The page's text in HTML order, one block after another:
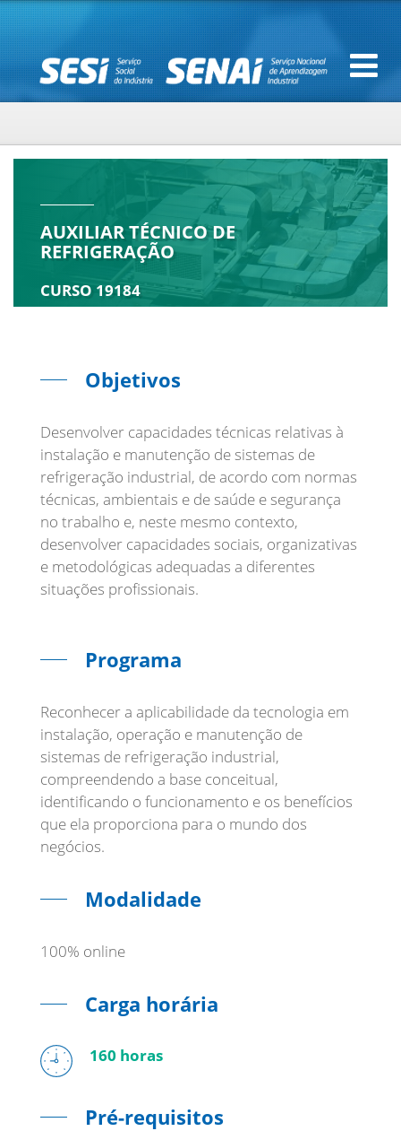
AUXILIAR TÉCNICO DE
REFRIGERAÇÃO
CURSO 19184
Objetivos
Desenvolver capacidades técnicas relativas à
instalação e manutenção de sistemas de
refrigeração industrial, de acordo com normas
técnicas, ambientais e de saúde e segurança
no trabalho e, neste mesmo contexto,
desenvolver capacidades sociais, organizativas
e metodológicas adequadas a diferentes
situações profissionais.
Programa
Reconhecer a aplicabilidade da tecnologia em
instalação, operação e manutenção de
sistemas de refrigeração industrial,
compreendendo a base conceitual,
identificando o funcionamento e os benefícios
que ela proporciona para o mundo dos
Modalidade
100% online
Carga horária
160 horas
Pré-requisitos